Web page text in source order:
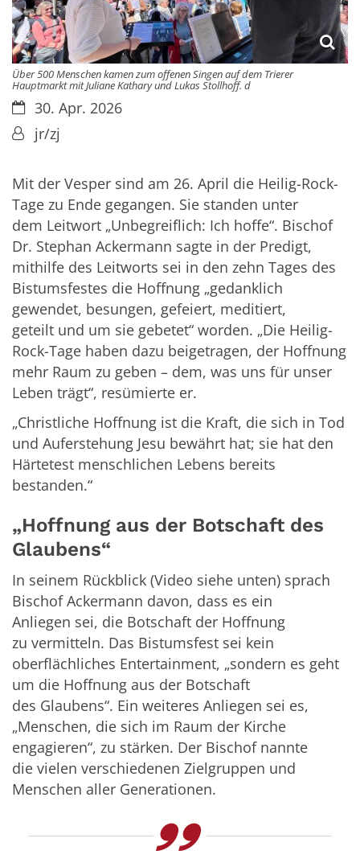
Über 500 Menschen kamen zum offenen Singen auf dem Trierer
Hauptmarkt mit Juliane Kathary und Lukas Stollhoff. d
Datum:
30. Apr. 2026
Von:jr/zj
Mit der Vesper sind am 26. April die Heilig-Rock-
Tage zu Ende gegangen. Sie standen unter
dem Leitwort „Unbegreiflich: Ich hoffe“. Bischof
Dr. Stephan Ackermann sagte in der Predigt,
mithilfe des Leitworts sei in den zehn Tages des
Bistumsfestes die Hoffnung „gedanklich
gewendet, besungen, gefeiert, meditiert,
geteilt und um sie gebetet“ worden. „Die Heilig-
Rock-Tage haben dazu beigetragen, der Hoffnung
mehr Raum zu geben – dem, was uns für unser
Leben trägt“, resümierte er.
„Christliche Hoffnung ist die Kraft, die sich in Tod
und Auferstehung Jesu bewährt hat; sie hat den
Härtetest menschlichen Lebens bereits
bestanden.“
„Hoffnung aus der Botschaft des
Glaubens“
In seinem Rückblick (Video siehe unten) sprach
Bischof Ackermann davon, dass es ein
Anliegen sei, die Botschaft der Hoffnung
zu vermitteln. Das Bistumsfest sei kein
oberflächliches Entertainment, „sondern es geht
um die Hoffnung aus der Botschaft
des Glaubens“. Ein weiteres Anliegen sei es,
„Menschen, die sich im Raum der Kirche
engagieren“, zu stärken. Der Bischof nannte
die vielen verschiedenen Zielgruppen und
Menschen aller Generationen.